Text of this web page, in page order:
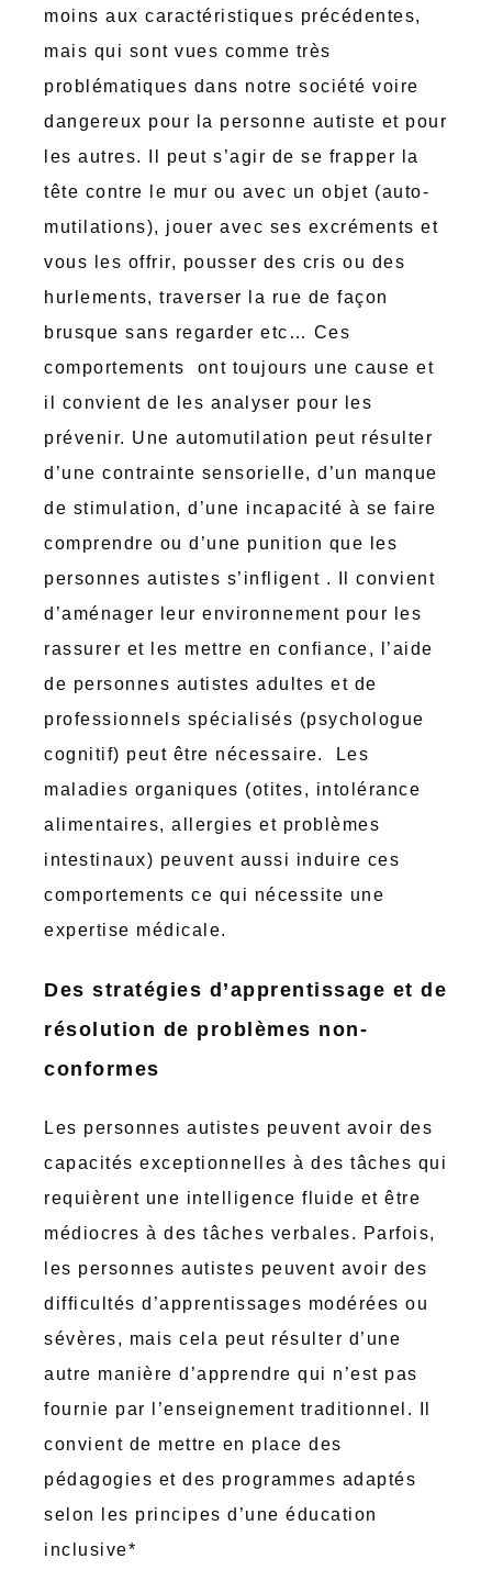
moins aux caractéristiques précédentes,
mais qui sont vues comme très
problématiques dans notre société voire
dangereux pour la personne autiste et pour
les autres. Il peut s’agir de se frapper la
tête contre le mur ou avec un objet (auto-
mutilations), jouer avec ses excréments et
vous les offrir, pousser des cris ou des
hurlements, traverser la rue de façon
brusque sans regarder etc… Ces
comportements ont toujours une cause et
il convient de les analyser pour les
prévenir. Une automutilation peut résulter
d’une contrainte sensorielle, d’un manque
de stimulation, d’une incapacité à se faire
comprendre ou d’une punition que les
personnes autistes s’infligent . Il convient
d’aménager leur environnement pour les
rassurer et les mettre en confiance, l’aide
de personnes autistes adultes et de
professionnels spécialisés (psychologue
cognitif) peut être nécessaire. Les
maladies organiques (otites, intolérance
alimentaires, allergies et problèmes
intestinaux) peuvent aussi induire ces
comportements ce qui nécessite une
expertise médicale.
Des stratégies d’apprentissage et de
résolution de problèmes non-
conformes
Les personnes autistes peuvent avoir des
capacités exceptionnelles à des tâches qui
requièrent une intelligence fluide et être
médiocres à des tâches verbales. Parfois,
les personnes autistes peuvent avoir des
difficultés d’apprentissages modérées ou
sévères, mais cela peut résulter d’une
autre manière d’apprendre qui n’est pas
fournie par l’enseignement traditionnel. Il
convient de mettre en place des
pédagogies et des programmes adaptés
selon les principes d’une éducation
inclusive*